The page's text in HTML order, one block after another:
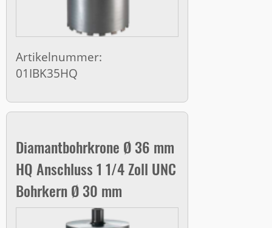
Artikelnummer:
01IBK35HQ
Diamantbohrkrone Ø 36 mm
HQ Anschluss 1 1/4 Zoll UNC
Bohrkern Ø 30 mm